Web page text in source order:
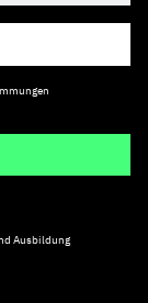
Ausbildung